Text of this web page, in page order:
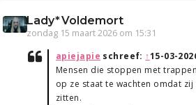
Lady*Voldemort
zondag 15 maart 2026 om 15:31
apiejapie schreef: ↑15-03-
Mensen die stoppen met
op ze staat te wachten omdat
zitten.